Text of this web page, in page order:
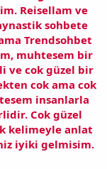
Reisellam ve
sohbete
Trendsohbet
muhtesem bir
ve cok güzel bir
cok ama cok
insanlarla
Cok güzel
kelimeyle anlat
iyiki gelmisim.